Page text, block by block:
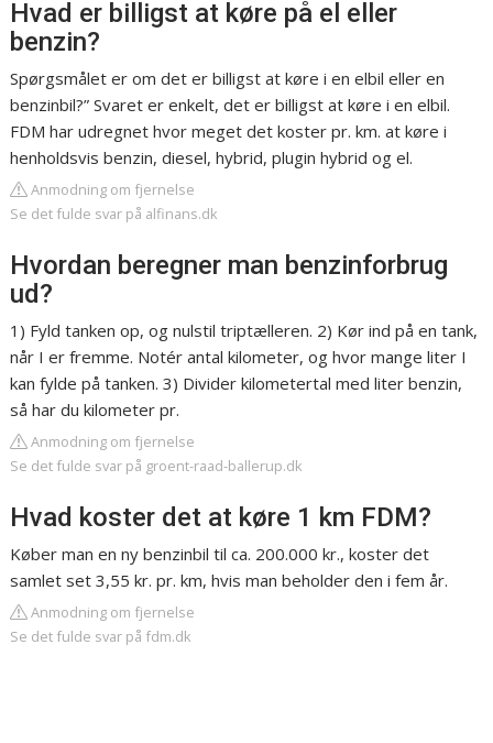
Hvad er billigst at køre på el eller
benzin?
Spørgsmålet er om det er billigst at køre i en elbil eller en
benzinbil?” Svaret er enkelt, det er billigst at køre i en elbil.
FDM har udregnet hvor meget det koster pr. km. at køre i
henholdsvis benzin, diesel, hybrid, plugin hybrid og el.
Anmodning om fjernelse
Se det fulde svar på alfinans.dk
Hvordan beregner man benzinforbrug
ud?
1) Fyld tanken op, og nulstil triptælleren. 2) Kør ind på en tank,
når I er fremme. Notér antal kilometer, og hvor mange liter I
kan fylde på tanken. 3) Divider kilometertal med liter benzin,
så har du kilometer pr.
Anmodning om fjernelse
Se det fulde svar på groent-raad-ballerup.dk
Hvad koster det at køre 1 km FDM?
Køber man en ny benzinbil til ca. 200.000 kr., koster det
samlet set 3,55 kr. pr. km, hvis man beholder den i fem år.
Anmodning om fjernelse
Se det fulde svar på fdm.dk